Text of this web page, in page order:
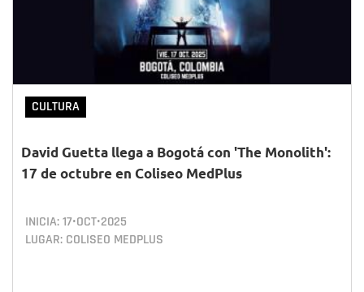
CULTURA
David Guetta llega a Bogotá con 'The Monolith':
17 de octubre en Coliseo MedPlus
INICIA:17•OCT•2025
LUGAR: COLISEO MEDPLUS